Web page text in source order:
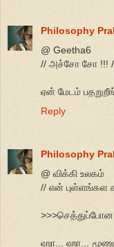
Philosophy
@ Geetha6
// அச்சோ சோ !!!
ஏன் மேடம்
Reply
Philosophy
@ விக்கி உலகம்
// என் புள்ளங்கள
ஹா... ஹா...